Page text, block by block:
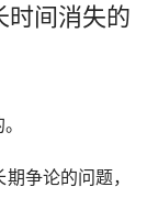
时间消失的
争论的问题，